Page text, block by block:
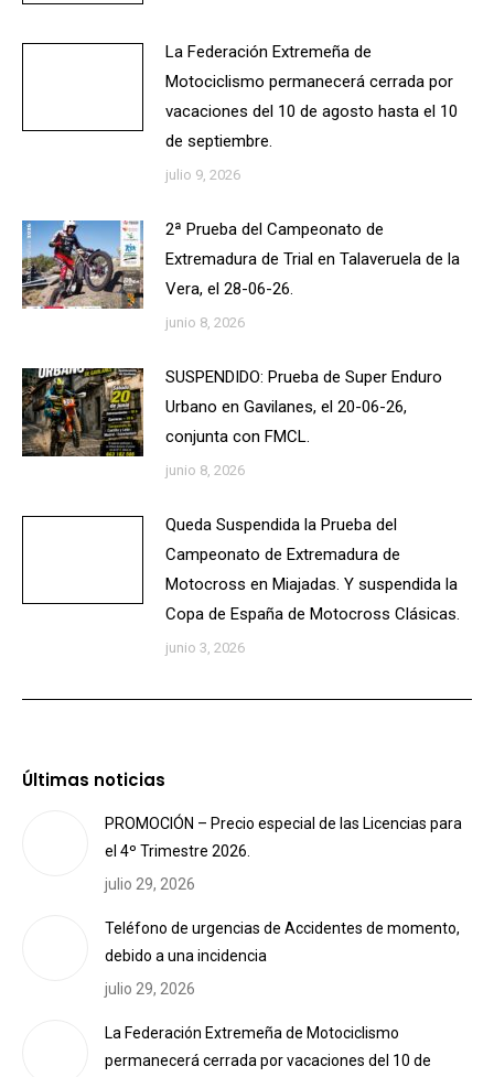
La Federación Extremeña de
Motociclismo permanecerá cerrada por
vacaciones del 10 de agosto hasta el 10
de septiembre.
julio 9, 2026
2ª Prueba del Campeonato de
Extremadura de Trial en Talaveruela de la
Vera, el 28-06-26.
junio 8, 2026
SUSPENDIDO: Prueba de Super Enduro
Urbano en Gavilanes, el 20-06-26,
conjunta con FMCL.
junio 8, 2026
Queda Suspendida la Prueba del
Campeonato de Extremadura de
Motocross en Miajadas. Y suspendida la
Copa de España de Motocross Clásicas.
junio 3, 2026
Últimas noticias
PROMOCIÓN – Precio especial de las Licencias para
el 4º Trimestre 2026.
julio 29, 2026
Teléfono de urgencias de Accidentes de momento,
debido a una incidencia
julio 29, 2026
La Federación Extremeña de Motociclismo
permanecerá cerrada por vacaciones del 10 de